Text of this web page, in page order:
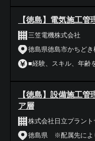
【徳島】電気施工管
三笠電機株式会社
徳島県徳島市かちど
■経験、スキル、年齢
【徳島】設備施工
ア層
株式会社日立プラント
徳島県 ※配属先によ